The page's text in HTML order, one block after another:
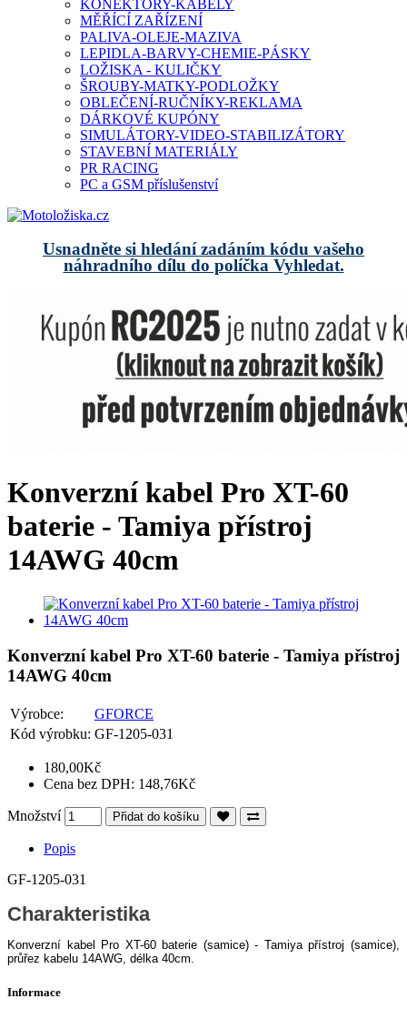
KONEKTORY-KABELY
MĚŘÍCÍ ZAŘÍZENÍ
PALIVA-OLEJE-MAZIVA
LEPIDLA-BARVY-CHEMIE-PÁSKY
LOŽISKA - KULIČKY
ŠROUBY-MATKY-PODLOŽKY
OBLEČENÍ-RUČNÍKY-REKLAMA
DÁRKOVÉ KUPÓNY
SIMULÁTORY-VIDEO-STABILIZÁTORY
STAVEBNÍ MATERIÁLY
PR RACING
PC a GSM příslušenství
Usnadněte si hledání zadáním kódu vašeho
náhradního dílu do políčka Vyhledat.
Konverzní kabel Pro XT-60
baterie - Tamiya přístroj
14AWG 40cm
Konverzní kabel Pro XT-60 baterie - Tamiya přístroj
14AWG 40cm
Výrobce:
GFORCE
Kód výrobku: GF-1205-031
180,00Kč
Cena bez DPH: 148,76Kč
Množství Přidat do košíku
Popis
GF-1205-031
Charakteristika
Konverzní kabel Pro XT-60 baterie (samice) - Tamiya přístroj (samice),
průřez kabelu 14AWG, délka 40cm.
Informace